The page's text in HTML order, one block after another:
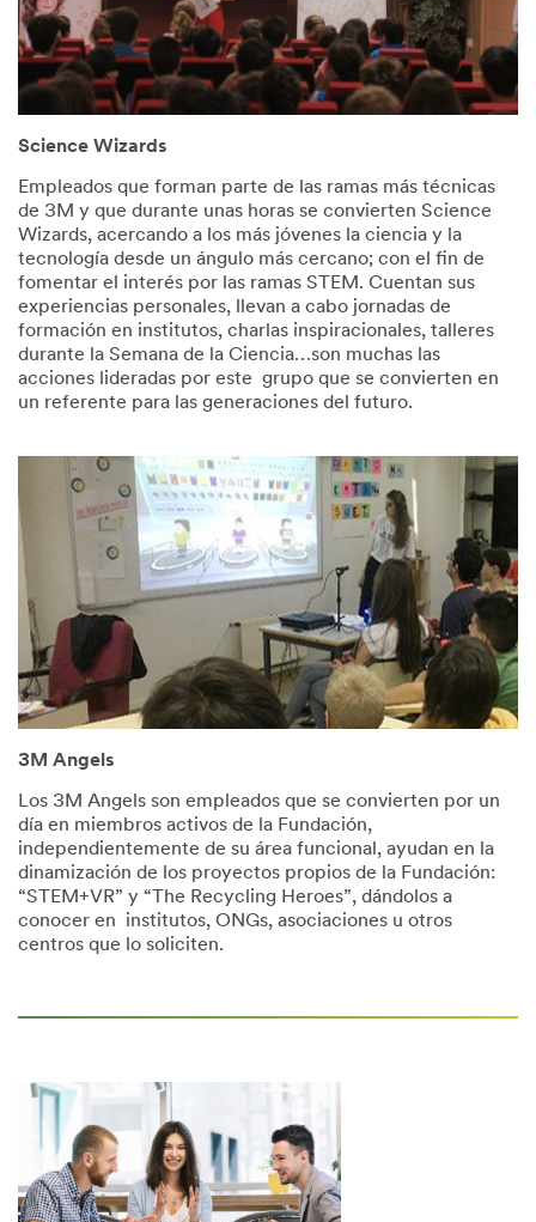
Science Wizards
Empleados que forman parte de las ramas más técnicas
de 3M y que durante unas horas se convierten Science
Wizards, acercando a los más jóvenes la ciencia y la
tecnología desde un ángulo más cercano; con el fin de
fomentar el interés por las ramas STEM. Cuentan sus
experiencias personales, llevan a cabo jornadas de
formación en institutos, charlas inspiracionales, talleres
durante la Semana de la Ciencia…son muchas las
acciones lideradas por este grupo que se convierten en
un referente para las generaciones del futuro.
3M Angels
Los 3M Angels son empleados que se convierten por un
día en miembros activos de la Fundación,
independientemente de su área funcional, ayudan en la
dinamización de los proyectos propios de la Fundación:
“STEM+VR” y “The Recycling Heroes”, dándolos a
conocer en institutos, ONGs, asociaciones u otros
centros que lo soliciten.